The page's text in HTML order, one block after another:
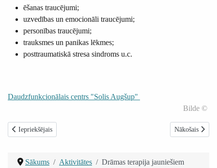
ēšanas traucējumi;
uzvedības un emocionāli traucējumi;
personības traucējumi;
trauksmes un panikas lēkmes;
posttraumatiskā stresa sindroms u.c.
Daudzfunkcionālais centrs "Solis Augšup"
Bilde ©
Iepriekšējais raksts: Nometne jauniešiem ar autiskā spektra traucējumiem
Iepriekšējais Nākamais
Nākošais
Sākums Aktivitātes Drāmas terapija jauniešiem